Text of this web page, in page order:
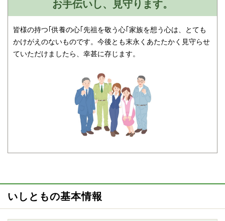
お手伝いし、見守ります。
皆様の持つ｢供養の心｢先祖を敬う心｢家族を想う心は、とても
かけがえのないものです。今後とも末永くあたたかく見守らせ
ていただけましたら、幸甚に存じます。
いしともの基本情報